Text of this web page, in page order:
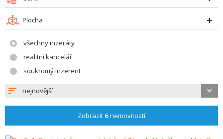
Plocha
všechny inzeráty
realitní kancelář
soukromý inzerent
nejnovější
Zobrazit 6nemovitostí